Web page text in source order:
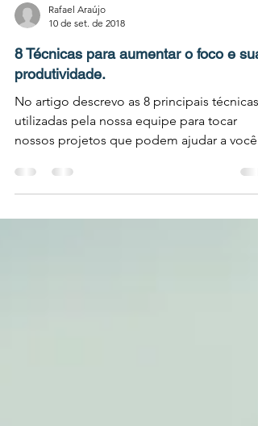
10 de set. de 2018
8 Técnicas para aumentar o foco e sua
produtividade.
No artigo descrevo as 8 principais técnicas
utilizadas pela nossa equipe para tocar
nossos projetos que podem ajudar a você